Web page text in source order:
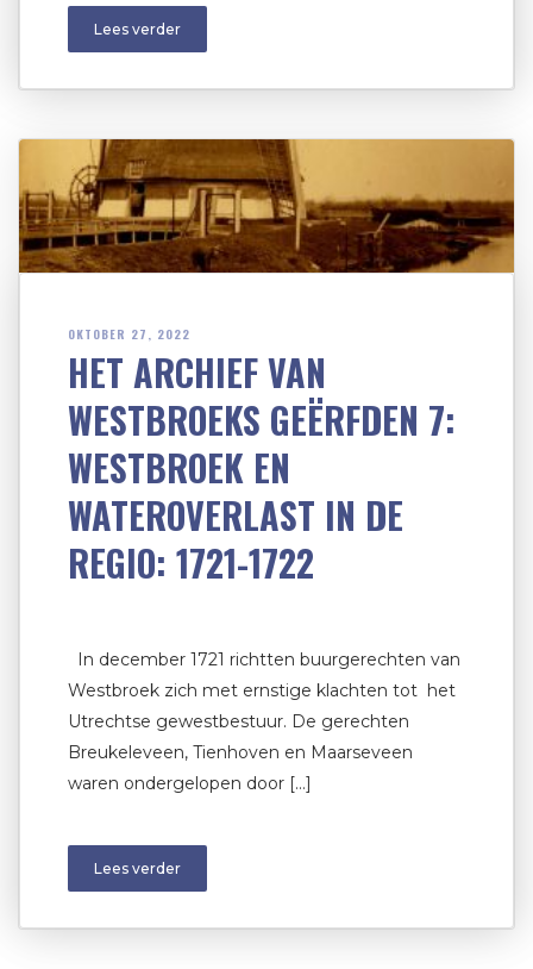
Lees verder
OKTOBER 27, 2022
HET ARCHIEF VAN
WESTBROEKS GEËRFDEN 7:
WESTBROEK EN
WATEROVERLAST IN DE
REGIO: 1721-1722
In december 1721 richtten buurgerechten van
Westbroek zich met ernstige klachten tot het
Utrechtse gewestbestuur. De gerechten
Breukeleveen, Tienhoven en Maarseveen
waren ondergelopen door […]
Lees verder